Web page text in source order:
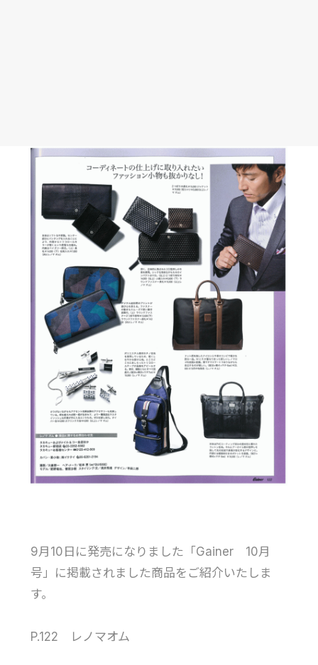
9月10日に発売になりました「Gainer 10月
号」に掲載されました商品をご紹介いたしま
す。
P.122 レノマオム